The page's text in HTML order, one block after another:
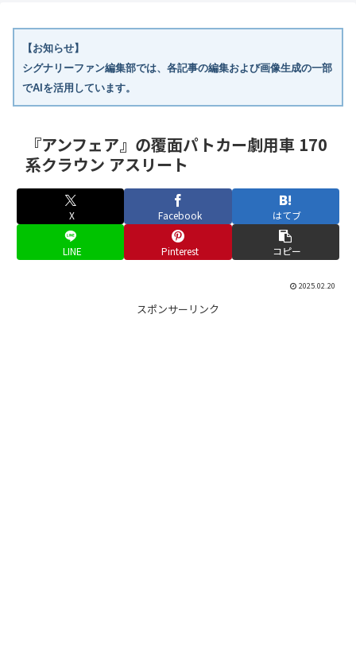
【お知らせ】
シグナリーファン編集部では、各記事の編集および画像生成の一部
でAIを活用しています。
『アンフェア』の覆面パトカー劇用車 170
系クラウン アスリート
X Facebook はてブ
LINE Pinterest コピー
2025.02.20
スポンサーリンク